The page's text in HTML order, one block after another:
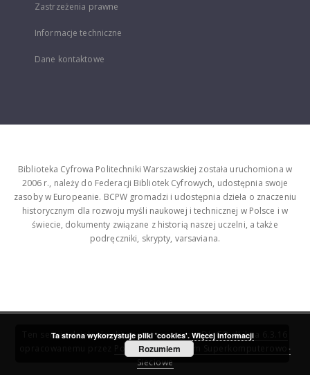
Zastrzeżenia prawne
Informacje techniczne
Dane kontaktowe
Biblioteka Cyfrowa Politechniki Warszawskiej została uruchomiona w
2006 r., należy do Federacji Bibliotek Cyfrowych, udostępnia swoje
zasoby w Europeanie. BCPW gromadzi i udostępnia dzieła o znaczeniu
historycznym dla rozwoju myśli naukowej i technicznej w Polsce i w
świecie, dokumenty związane z historią naszej uczelni, a także
podręczniki, skrypty, varsaviana.
Ten serwis działa dzięki oprogramowaniuDInGO dLibra 6.3.16
Poznańskie Centrum Superkomputerowo-
Sieciowe
Ta strona wykorzystuje pliki 'cookies'. Więcej informacji
Rozumiem